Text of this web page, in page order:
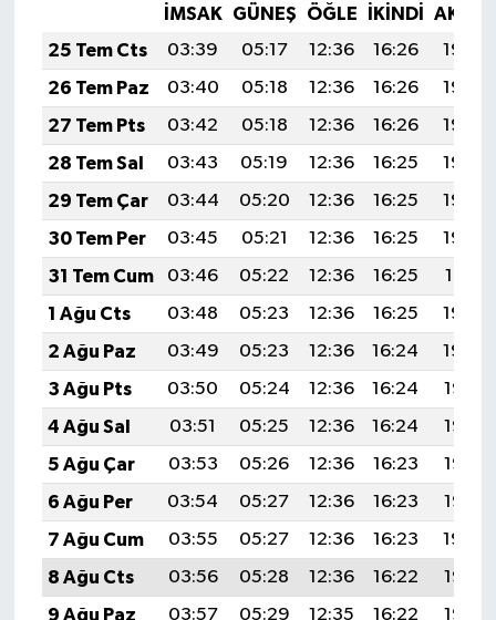
İMSAK GÜNEŞ ÖĞLE İKINDI
25 Tem Cts
03:39 05:17 12:36 16:26
19:46
26 Tem Paz
03:40 05:18 12:36 16:26
19:45
27 Tem Pts
03:42 05:18 12:36 16:26
19:44
28 Tem Sal
03:43 05:19 12:36 16:25
19:44
29 Tem Çar
03:44 05:20 12:36 16:25
19:43
30 Tem Per
03:45 05:21 12:36 16:25
19:42
31 Tem Cum
03:46 05:22 12:36 16:25
19:41
1 Ağu Cts
03:48 05:23 12:36 16:25
19:40
2 Ağu Paz
03:49 05:23 12:36 16:24
19:39
3 Ağu Pts
03:50 05:24 12:36 16:24
19:38
4 Ağu Sal
03:51 05:25 12:36 16:24
19:37
5 Ağu Çar
03:53 05:26 12:36 16:23
19:36
6 Ağu Per
03:54 05:27 12:36 16:23
19:35
7 Ağu Cum
03:55 05:27 12:36 16:23
19:34
8 Ağu Cts
03:56 05:28 12:36 16:22
19:33
9 Ağu Paz
03:57 05:29 12:35 16:22
19:32